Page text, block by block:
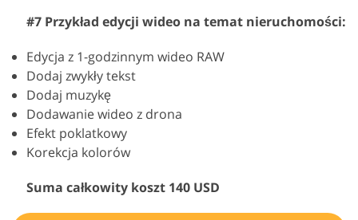
#7 Przykład edycji wideo na temat nieruchomości:
Edycja z 1-godzinnym wideo RAW
Dodaj zwykły tekst
Dodaj muzykę
Dodawanie wideo z drona
Efekt poklatkowy
Korekcja kolorów
Suma całkowity koszt 140 USD